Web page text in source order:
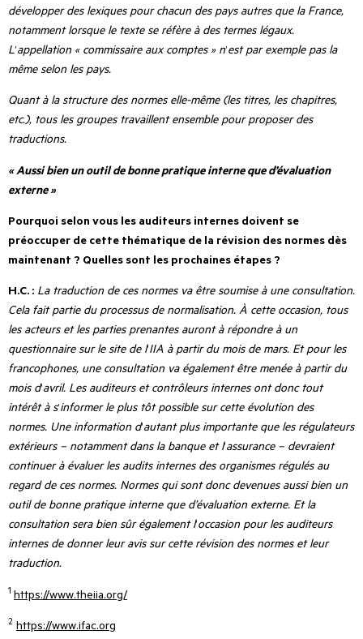
développer des lexiques pour chacun des pays autres que la France,
notamment lorsque le texte se réfère à des termes légaux.
L’appellation « commissaire aux comptes » n’est par exemple pas la
même selon les pays.
Quant à la structure des normes elle-même (les titres, les chapitres,
etc.), tous les groupes travaillent ensemble pour proposer des
traductions.
« Aussi bien un outil de bonne pratique interne que d’évaluation
externe »
Pourquoi selon vous les auditeurs internes doivent se
préoccuper de cette thématique de la révision des normes dès
maintenant ? Quelles sont les prochaines étapes ?
H.C. : La traduction de ces normes va être soumise à une consultation.
Cela fait partie du processus de normalisation. À cette occasion, tous
les acteurs et les parties prenantes auront à répondre à un
questionnaire sur le site de l’IIA à partir du mois de mars. Et pour les
francophones, une consultation va également être menée à partir du
mois d’avril. Les auditeurs et contrôleurs internes ont donc tout
intérêt à s’informer le plus tôt possible sur cette évolution des
normes. Une information d’autant plus importante que les régulateurs
extérieurs – notamment dans la banque et l’assurance – devraient
continuer àévaluer les audits internes des organismes régulés au
regard de ces normes. Normes qui sont donc devenues aussi bien un
outil de bonne pratique interne que d’évaluation externe. Et la
consultation sera bien sûr également l’occasion pour les auditeurs
internes de donner leur avis sur cette révision des normes et leur
traduction.
1 https://www.theiia.org/
2 https://www.ifac.org